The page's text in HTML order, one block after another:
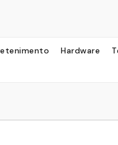
Hardware